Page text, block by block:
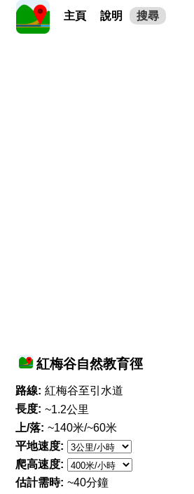
主頁 說明 搜尋
紅梅谷自然教育徑
路線: 紅梅谷至引水道
長度: ~1.2公里
上/落: ~140米/~60米
平地速度:
爬高速度:
估計需時: ~40分鐘